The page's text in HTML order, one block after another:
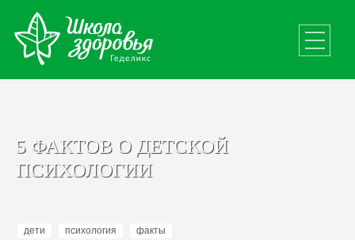
5 ФАКТОВ О ДЕТСКОЙ
ПСИХОЛОГИИ
дети психология факты